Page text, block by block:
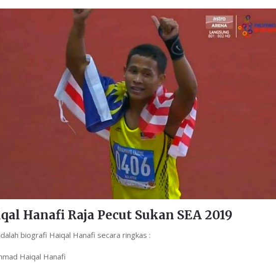
Hanafi Raja Pecut Sukan SEA 2019
biografi Haiqal Hanafi secara ringkas :
Haiqal Hanafi